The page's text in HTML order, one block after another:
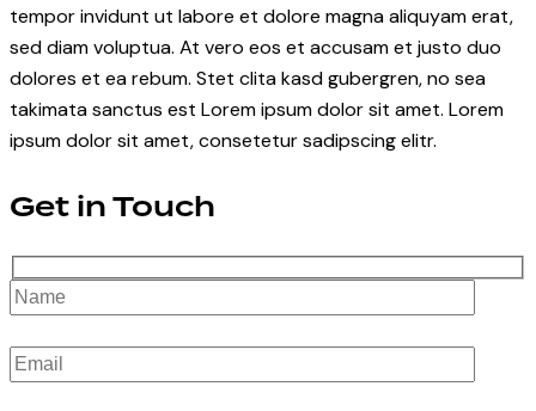
tempor invidunt ut labore et dolore magna aliquyam erat,
sed diam voluptua. At vero eos et accusam et justo duo
dolores et ea rebum. Stet clita kasd gubergren, no sea
takimata sanctus est Lorem ipsum dolor sit amet. Lorem
ipsum dolor sit amet, consetetur sadipscing elitr.
Get in Touch